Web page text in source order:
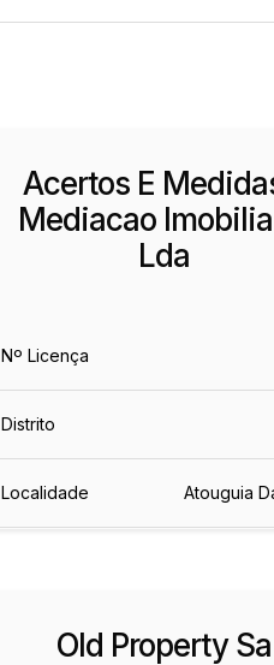
Acertos E
Mediacao
Lda
Nº Licença
Distrito
Localidade Atouguia
Old Property Sa